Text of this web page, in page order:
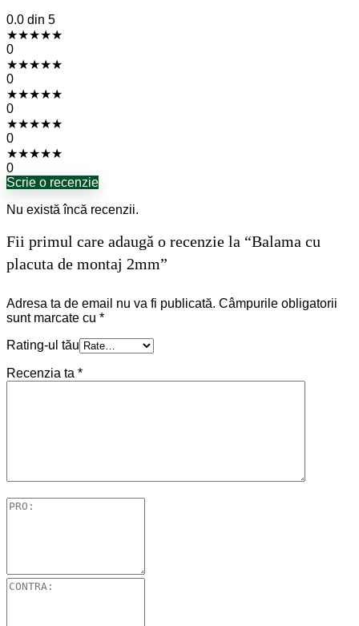
0.0 din 5
★★★★★
0
★★★★★
0
★★★★★
0
★★★★★
0
★★★★★
0
Scrie o recenzie
Nu există încă recenzii.
Fii primul care adaugă o recenzie la “Balama cu
placuta de montaj 2mm”
Adresa ta de email nu va fi publicată. Câmpurile obligatorii
sunt marcate cu *
Rating-ul tău
Recenzia ta *